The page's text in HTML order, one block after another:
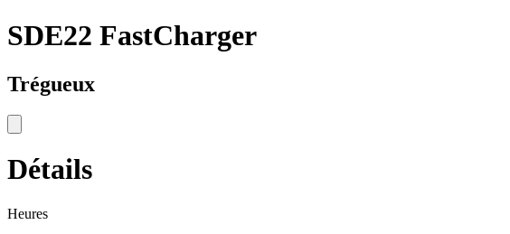
SDE22 FastCharger
Trégueux
Détails
Heures